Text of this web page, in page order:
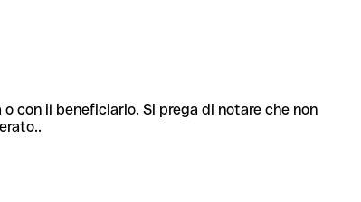
con il beneficiario. Si prega di notare che non